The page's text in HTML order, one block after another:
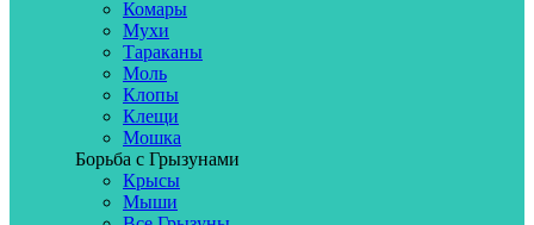
Комары
Мухи
Тараканы
Моль
Клопы
Клещи
Мошка
Борьба с Грызунами
Крысы
Мыши